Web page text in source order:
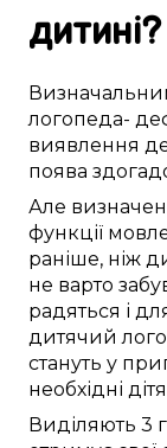
дитині?
логопеда-
виявлення
поява
Але
функції
раніше, ніж
не варто
радяться і
дитячий
стануть у
необхідні
Виділяють 3